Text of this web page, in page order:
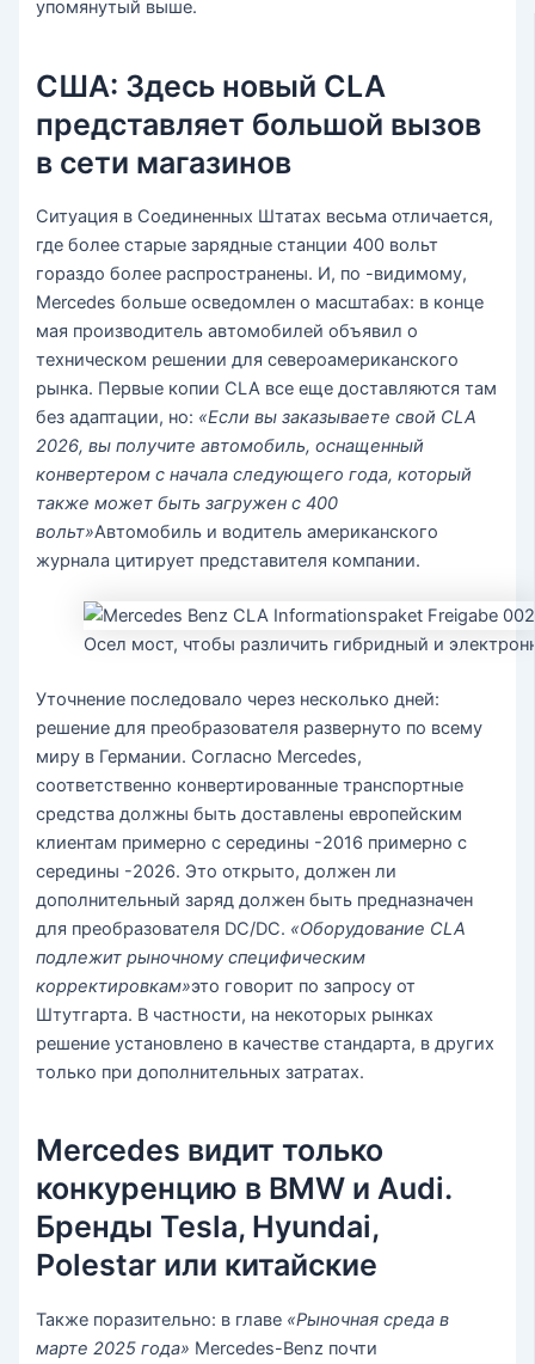
упомянутый выше.
США: Здесь новый CLA
представляет большой вызов
в сети магазинов
Ситуация в Соединенных Штатах весьма отличается,
где более старые зарядные станции 400 вольт
гораздо более распространены. И, по -видимому,
Mercedes больше осведомлен о масштабах: в конце
мая производитель автомобилей объявил о
техническом решении для североамериканского
рынка. Первые копии CLA все еще доставляются там
без адаптации, но: «Если вы заказываете свой CLA
2026, вы получите автомобиль, оснащенный
конвертером с начала следующего года, который
также может быть загружен с 400
вольт»Автомобиль и водитель американского
журнала цитирует представителя компании.
Осел мост, чтобы различить гибридный и
Уточнение последовало через несколько дней:
решение для преобразователя развернуто по всему
миру в Германии. Согласно Mercedes,
соответственно конвертированные транспортные
средства должны быть доставлены европейским
клиентам примерно с середины -2016 примерно с
середины -2026. Это открыто, должен ли
дополнительный заряд должен быть предназначен
для преобразователя DC/DC. «Оборудование CLA
подлежит рыночному специфическим
корректировкам»это говорит по запросу от
Штутгарта. В частности, на некоторых рынках
решение установлено в качестве стандарта, в других
только при дополнительных затратах.
Mercedes видит только
конкуренцию в BMW и Audi.
Бренды Tesla, Hyundai,
Polestar или китайские
Также поразительно: в главе «Рыночная среда в
марте 2025 года» Mercedes-Benz почти